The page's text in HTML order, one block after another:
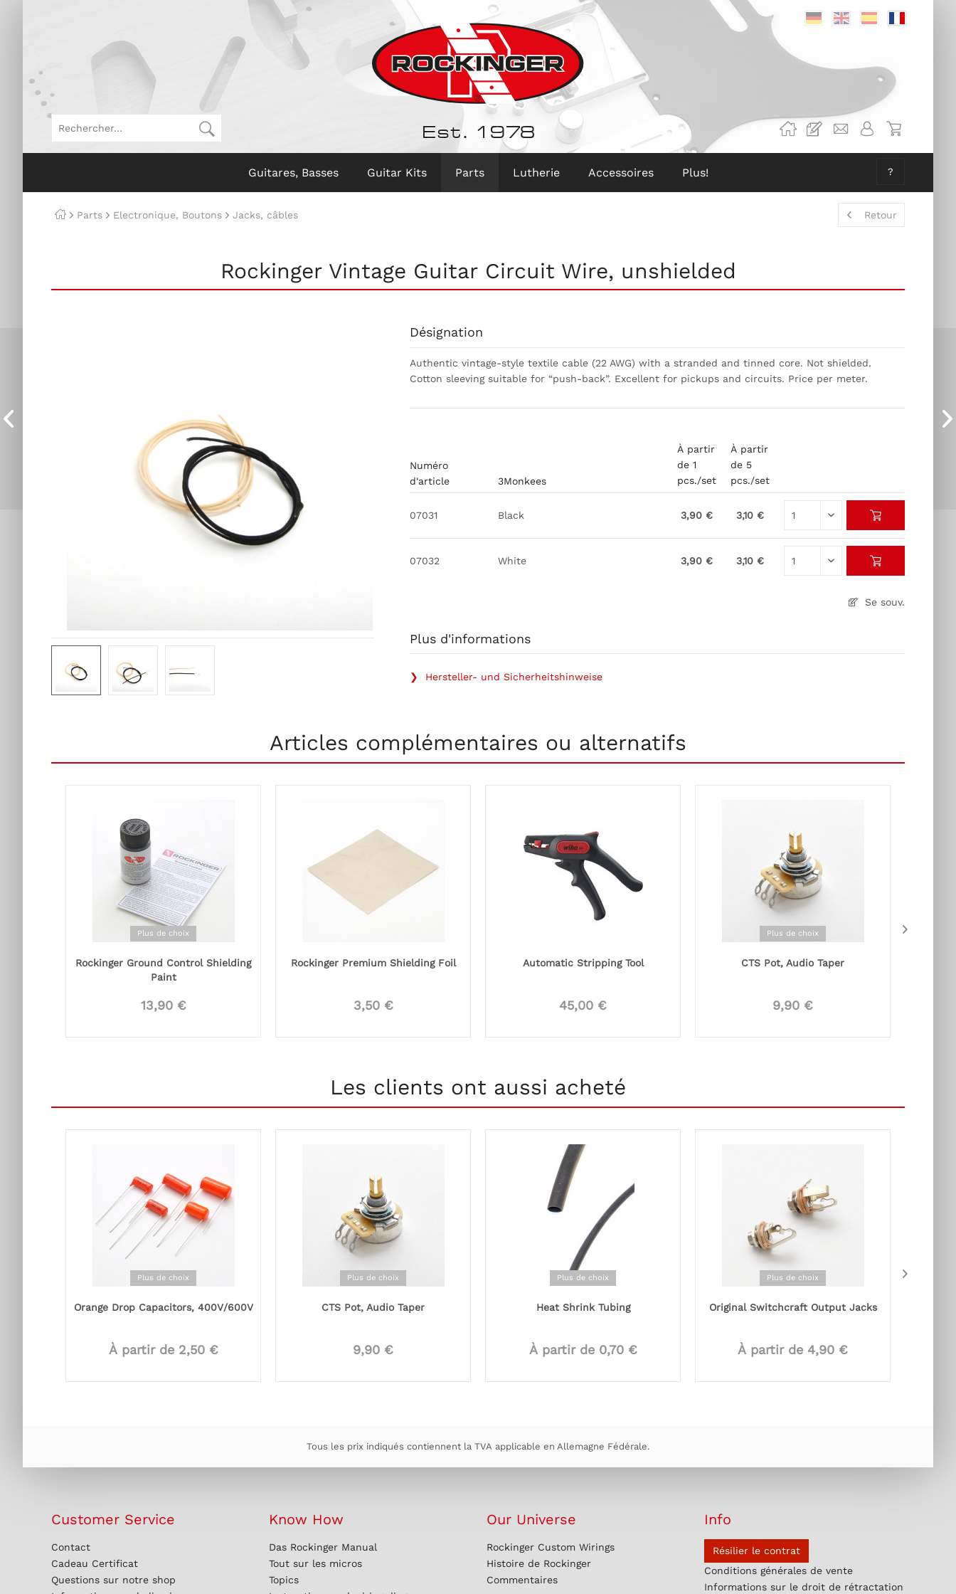
DeutschEnglischSpanisch
Est. 1978
Guitares, Basses Guitar Kits Parts Lutherie Accessoires Plus! ?
Parts Electronique, Boutons Jacks, câbles Retour
Rockinger Vintage Guitar Circuit Wire, unshielded
Se souv.
Numéro
d'article
3Monkees
À partir
de 1
pcs./set
À partir
de 5
pcs./set
07031 Black 3,90 € 3,10 €
07032 White 3,90 € 3,10 €
Désignation
Authentic vintage-style textile cable (22 AWG) with a stranded and tinned core. Not shielded.
Cotton sleeving suitable for “push-back”. Excellent for pickups and circuits. Price per meter.
Plus d'informations
❯ Hersteller- und Sicherheitshinweise
Articles complémentaires ou alternatifs
Plus de choix
Rockinger Ground Control Shielding
Paint
13,90 €
Rockinger Premium Shielding Foil
3,50 €
Automatic Stripping Tool
45,00 €
Plus de choix
CTS Pot, Audio Taper
9,90 €
Les clients ont aussi acheté
Plus de choix
Orange Drop Capacitors, 400V/600V
À partir de 2,50 €
Plus de choix
CTS Pot, Audio Taper
9,90 €
Plus de choix
Heat Shrink Tubing
À partir de 0,70 €
Plus de choix
Original Switchcraft Output Jacks
À partir de 4,90 €
Tous les prix indiqués contiennent la TVA applicable en Allemagne Fédérale.
Customer Service
Contact
Cadeau Certificat
Questions sur notre shop
Know How
Das Rockinger Manual
Tout sur les micros
Topics
Our Universe
Rockinger Custom Wirings
Histoire de Rockinger
Commentaires
Info
Résilier le contrat
Conditions générales de vente
Informations sur le droit de rétractation